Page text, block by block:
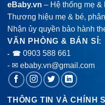
eBaby.vn – Hệ thống mẹ
Thương hiệu mẹ & bé,
Nhận ủy quyền bảo hành
VĂN PHÒNG & BÁN SỈ:
- ☎ 0903 588 661
- ✉ ebaby.vn@gmail.com
THÔNG TIN VÀ CHÍNH